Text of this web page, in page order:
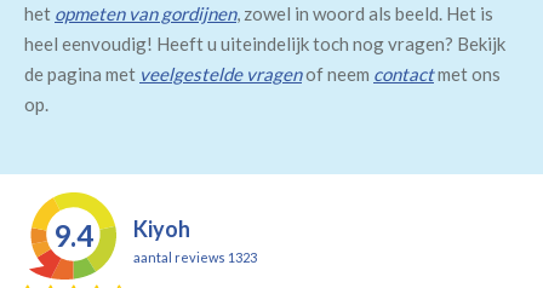
het opmeten van gordijnen, zowel in woord als beeld. Het is
heel eenvoudig! Heeft u uiteindelijk toch nog vragen? Bekijk
de pagina met veelgestelde vragenof neem contactmet ons
op.
9.4 Kiyoh
aantal reviews 1323